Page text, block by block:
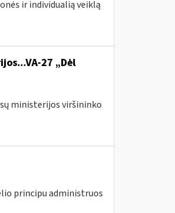
ir individualią veiklą
27 „Dėl
ministerijos viršininko
principu administruos